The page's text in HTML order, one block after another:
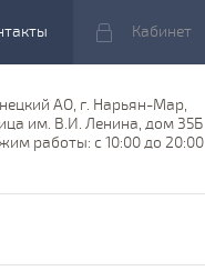
Кабинет
АО, г. Нарьян-Мар,
им. В.И. Ленина, дом 35Б
работы: с 10:00 до 20:00